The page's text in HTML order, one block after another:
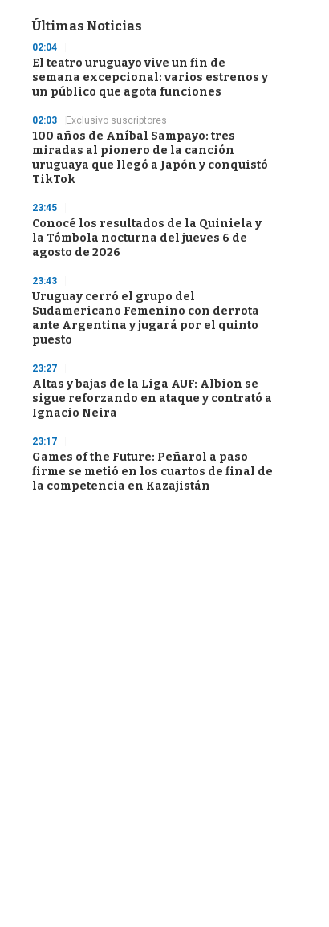
Últimas Noticias
02:04
El teatro uruguayo vive un fin de
semana excepcional: varios estrenos y
un público que agota funciones
02:03 Exclusivo suscriptores
100 años de Aníbal Sampayo: tres
miradas al pionero de la canción
uruguaya que llegó a Japón y conquistó
TikTok
23:45
Conocé los resultados de la Quiniela y
la Tómbola nocturna del jueves 6 de
agosto de 2026
23:43
Uruguay cerró el grupo del
Sudamericano Femenino con derrota
ante Argentina y jugará por el quinto
puesto
23:27
Altas y bajas de la Liga AUF: Albion se
sigue reforzando en ataque y contrató a
Ignacio Neira
23:17
Games of the Future: Peñarol a paso
firme se metió en los cuartos de final de
la competencia en Kazajistán